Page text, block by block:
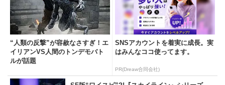
“人類の反撃”が容赦なさすぎ！エ
イリアンVS人間のトンデモバト
ルが話題
SNSアカウントを着実に成長。実
はみんなココ使ってます。
PR(Dreaw合同会社)